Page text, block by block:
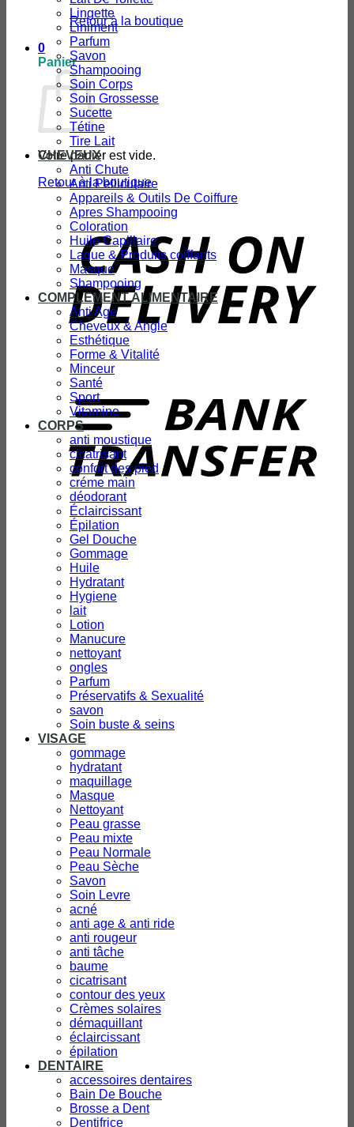
Retour à la boutique
0
Panier
Votre panier est vide.
Retour à la boutique
Lingette
Liniment
Parfum
Savon
Shampooing
Soin Corps
Soin Grossesse
Sucette
Tétine
Tire Lait
CHEVEUX
Anti Chute
Anti Pelliculaire
Appareils & Outils De Coiffure
Apres Shampooing
Coloration
Huile Capillaire
Laque & Produits coiffants
Masque
Shampooing
COMPLEMENT ALIMENTAIRE
Anti Age
Cheveux & Angle
Esthétique
Forme & Vitalité
Minceur
Santé
Sport
Vitamine
CORPS
anti moustique
cicatrisant
confort des pied
créme main
déodorant
Éclaircissant
Épilation
Gel Douche
Gommage
Huile
Hydratant
Hygiene
lait
Lotion
Manucure
nettoyant
ongles
Parfum
Préservatifs & Sexualité
savon
Soin buste & seins
VISAGE
gommage
hydratant
maquillage
Masque
Nettoyant
Peau grasse
Peau mixte
Peau Normale
Peau Sèche
Savon
Soin Levre
acné
anti age & anti ride
anti rougeur
anti tâche
baume
cicatrisant
contour des yeux
Crèmes solaires
démaquillant
éclaircissant
épilation
DENTAIRE
accessoires dentaires
Bain De Bouche
Brosse a Dent
Dentifrice